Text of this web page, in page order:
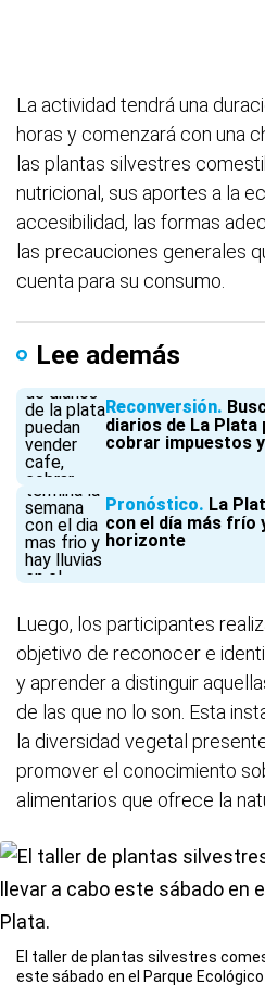
La actividad tendrá una
horas y comenzará con una
las plantas silvestres
nutricional, sus aportes a la
accesibilidad, las formas
las precauciones generales
cuenta para su consumo.
Lee además
Reconversión
diarios de La Plata
cobrar impuestos
Pronóstico La
con el día más frío
horizonte
Luego, los participantes
objetivo de reconocer e
y aprender a distinguir
de las que no lo son. Esta
la diversidad vegetal
promover el conocimiento
alimentarios que ofrece la
El taller de plantas silvestres
este sábado en el Parque Ecológico